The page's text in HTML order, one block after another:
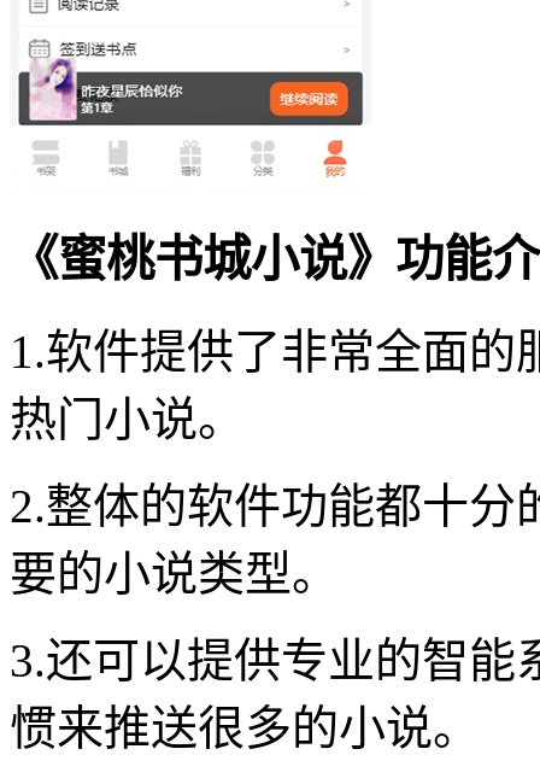
《蜜桃书城小说》功能
1.软件提供了非常全面
热门小说。
2.整体的软件功能都十
要的小说类型。
3.还可以提供专业的智
惯来推送很多的小说。